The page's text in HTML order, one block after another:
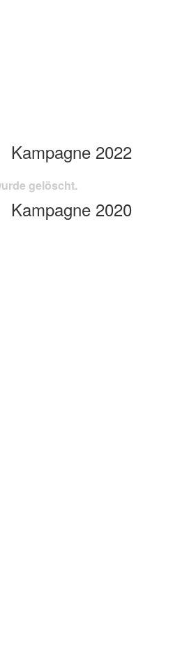
Kampagne 2022
gelöscht.
Kampagne 2020